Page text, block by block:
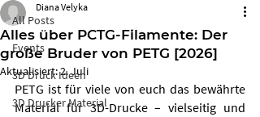
All Posts
Events
3D Druck Ideen
3D Drucker Material
Alles über PCTG-Filamente: Der
große Bruder von PETG [2026]
Diana Velyka
Aktualisiert:2. Juli
PETG ist für viele von euch das bewährte
Material für 3D-Drucke – vielseitig und